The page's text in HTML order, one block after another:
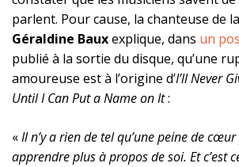
parlent. Pour cause, la chanteuse de
Géraldine Bauxexplique, dans un
publié à la sortie du disque, qu’une
amoureuse est à l’origine d’I’ll Never
Until I Can Put a Name on It:
«Il n’y a rien de tel qu’une peine de
apprendre plus à propos de soi. Et c’est